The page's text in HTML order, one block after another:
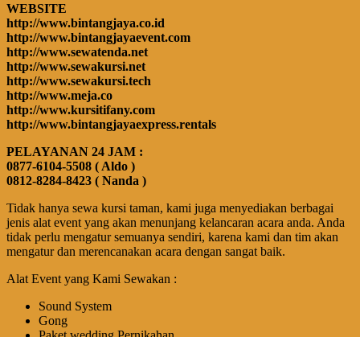
WEBSITE
http://www.bintangjaya.co.id
http://www.bintangjayaevent.com
http://www.sewatenda.net
http://www.sewakursi.net
http://www.sewakursi.tech
http://www.meja.co
http://www.kursitifany.com
http://www.bintangjayaexpress.rentals
PELAYANAN 24 JAM :
0877-6104-5508 ( Aldo )
0812-8284-8423 ( Nanda )
Tidak hanya sewa kursi taman, kami juga menyediakan berbagai
jenis alat event yang akan menunjang kelancaran acara anda. Anda
tidak perlu mengatur semuanya sendiri, karena kami dan tim akan
mengatur dan merencanakan acara dengan sangat baik.
Alat Event yang Kami Sewakan :
Sound System
Gong